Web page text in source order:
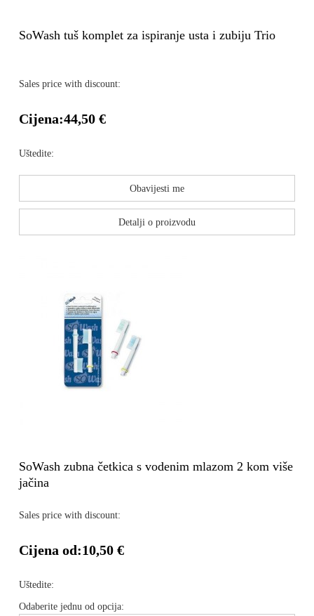
SoWash tuš komplet za ispiranje usta i zubiju Trio
Sales price with discount:
Cijena:44,50 €
Uštedite:
Obavijesti me
Detalji o proizvodu
SoWash zubna četkica s vodenim mlazom 2 kom više
jačina
Sales price with discount:
Cijena od:10,50 €
Uštedite:
Odaberite jednu od opcija: